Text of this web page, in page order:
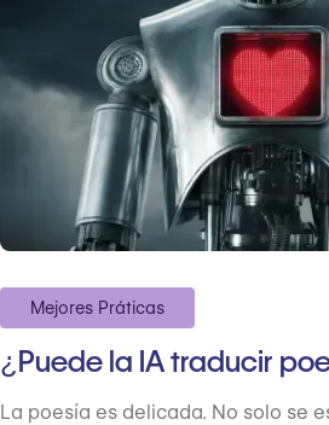
Mejores Práticas
¿Puede la IA traducir
La poesía es delicada. No solo se